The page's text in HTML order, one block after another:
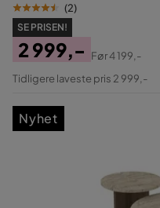
(2)
SE PRISEN!
Pris
2 999,-
Original
Før4 199,-
Tidligere laveste pris 2 999,-
Nyhet